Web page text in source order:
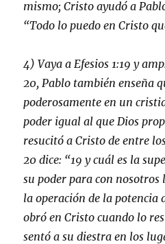
mismo; Cristo ayudó a
“Todo lo puedo en Cristo
4) Vaya a Efesios 1:19 y
20, Pablo también enseña
poderosamente en un
poder igual al que Dios
resucitó a Cristo de entre
20 dice: “19 y cuál es la
su poder para con nosotros
la operación de la potencia
obró en Cristo cuando lo
sentó a su diestra en los